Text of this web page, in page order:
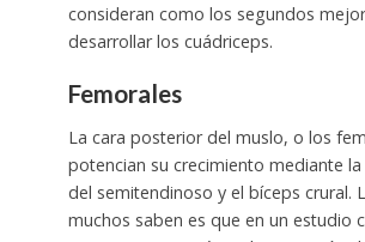
consideran como los segundos
desarrollar los cuádriceps.
Femorales
La cara posterior del muslo, o los
potencian su crecimiento mediante la
del semitendinoso y el bíceps crural.
muchos saben es que en un estudio